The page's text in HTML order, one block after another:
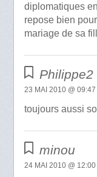
diplomatiques
repose bien
mariage de sa
Philippe2
23 MAI 2010 @ 09:47
toujours aussi
minou
24 MAI 2010 @ 12:00